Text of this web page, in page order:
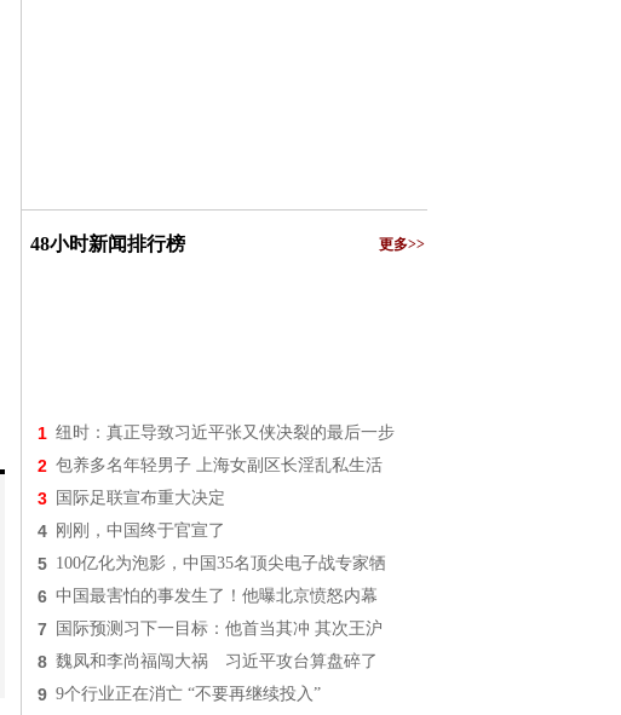
48小时新闻排行榜 更多>>
1 纽时：真正导致习近平张又侠决裂的最后一步
2 包养多名年轻男子 上海女副区长淫乱私生活
3 国际足联宣布重大决定
4 刚刚，中国终于官宣了
5 100亿化为泡影，中国35名顶尖电子战专家牺
6 中国最害怕的事发生了！他曝北京愤怒内幕
7 国际预测习下一目标：他首当其冲 其次王沪
8 魏凤和李尚福闯大祸 习近平攻台算盘碎了
9 9个行业正在消亡 “不要再继续投入”